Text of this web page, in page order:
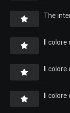
The
Il colore
Il colore
Il colore